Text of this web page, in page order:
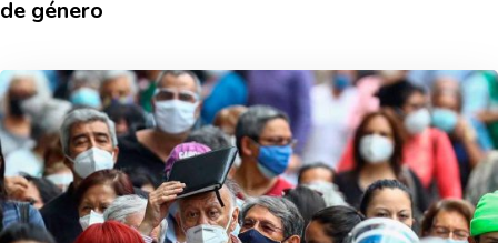
de género